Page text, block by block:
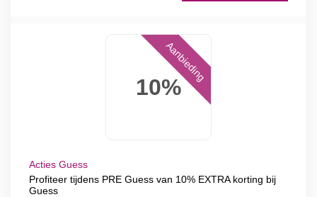
10%
Aanbieding
Acties Guess
Profiteer tijdens PRE Guess van 10% EXTRA korting bij
Guess